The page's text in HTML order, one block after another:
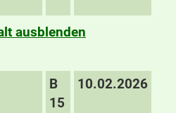
ausblenden
B
15
10.02.2026